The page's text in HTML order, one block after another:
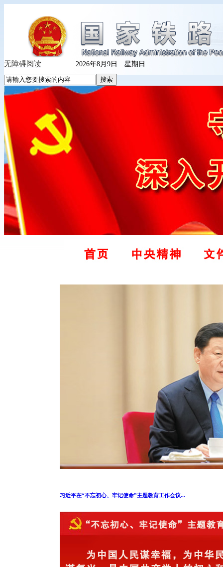
无障碍阅读 2026年8月9日 星期日
习近平在“不忘初心、牢记使命”主题教育工作会议...